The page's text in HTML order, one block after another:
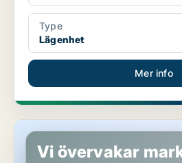
Type
Lägenhet
Mer info
Lägenhet i Malmö
Vi övervakar